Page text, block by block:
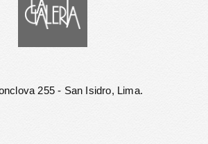
255 - San Isidro, Lima.